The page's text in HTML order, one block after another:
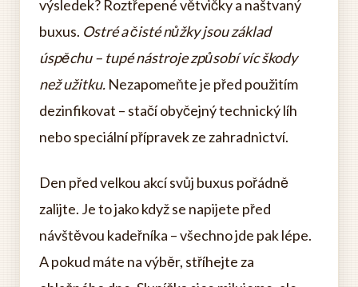
výsledek? Roztřepené větvičky a naštvaný
buxus. Ostré a čisté nůžky jsou základ
úspěchu – tupé nástroje způsobí víc škody
než užitku. Nezapomeňte je před použitím
dezinfikovat – stačí obyčejný technický líh
nebo speciální přípravek ze zahradnictví.
Den před velkou akcí svůj buxus pořádně
zalijte. Je to jako když se napijete před
návštěvou kadeřníka – všechno jde pak lépe.
A pokud máte na výběr, stříhejte za